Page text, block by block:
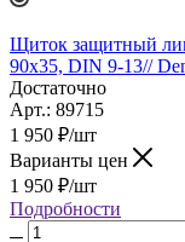
Щиток защитный
90х35, DIN 9-13//
Достаточно
Арт.: 89715
1 950 ₽/шт
Варианты цен
1 950 ₽/шт
Подробности